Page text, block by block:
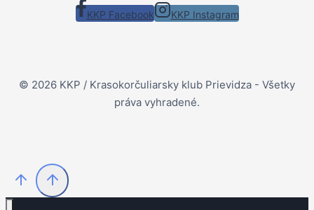
KKP Facebook KKP Instagram
© 2026 KKP / Krasokorčuliarsky klub Prievidza - Všetky
práva vyhradené.